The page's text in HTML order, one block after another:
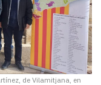
de Vilamitjana, en